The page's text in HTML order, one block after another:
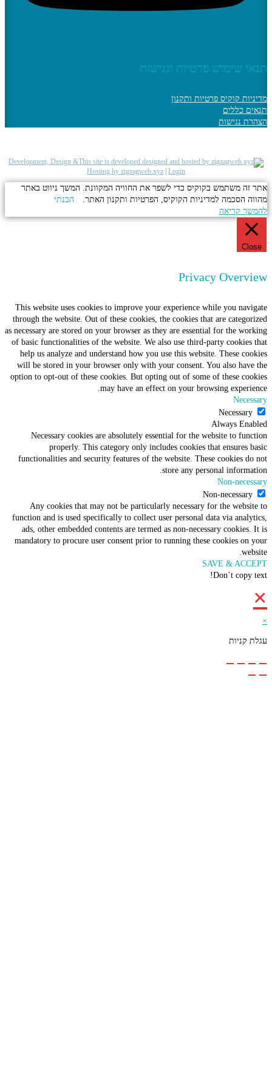
שימוש פרטיות ונגישות
קוקיס פרטיות ותקנון
כללים
נגישות
Development, Design &
Hosting by zigzagweb.xyz
משתמש בקוקיס כדי לשפר את החוויה המקוונת. המשך ניווט באתר
הסכמה למדיניות הקוקיס, הפרטיות ותקנון האתר.
הבנתי
קריאה
Privacy
This website uses cookies to improve your experience while you
through the website. Out of these cookies, the cookies that are
as necessary are stored on your browser as they are essential for the
of basic functionalities of the website. We also use third-party
help us analyze and understand how you use this website. These
will be stored in your browser only with your consent. You also
option to opt-out of these cookies. But opting out of some of these
may have an effect on your browsing
Always
Necessary cookies are absolutely essential for the website to
properly. This category only includes cookies that ensures
functionalities and security features of the website. These cookies
store any personal
Non-
Non-
Any cookies that may not be particularly necessary for the
function and is used specifically to collect user personal data via
ads, other embedded contents are termed as non-necessary
mandatory to procure user consent prior to running these cookies
SAVE &
Don`t
קניות